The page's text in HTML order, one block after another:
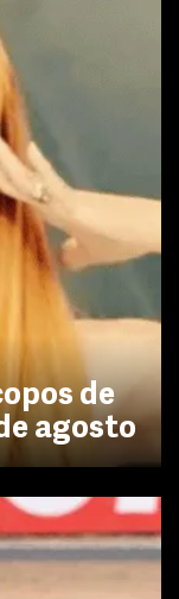
de
agosto